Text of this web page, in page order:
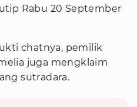
Rabu 20 September
chatnya, pemilik
juga mengklaim
sutradara.